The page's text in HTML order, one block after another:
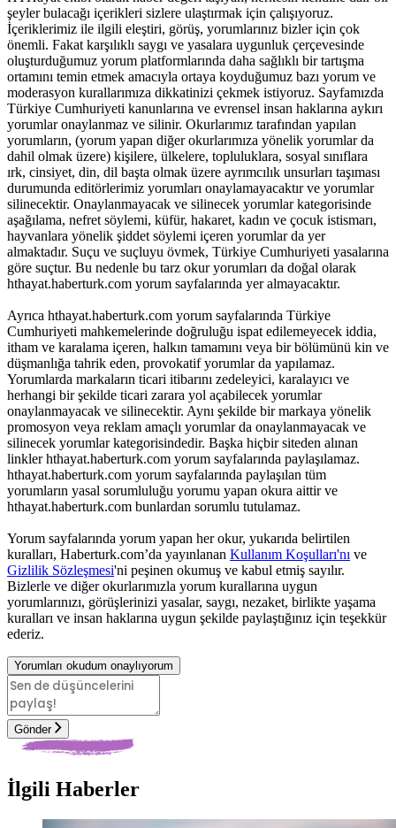
şeyler bulacağı içerikleri sizlere ulaştırmak için çalışıyoruz.
İçeriklerimiz ile ilgili eleştiri, görüş, yorumlarınız bizler için çok
önemli. Fakat karşılıklı saygı ve yasalara uygunluk çerçevesinde
oluşturduğumuz yorum platformlarında daha sağlıklı bir tartışma
ortamını temin etmek amacıyla ortaya koyduğumuz bazı yorum ve
moderasyon kurallarımıza dikkatinizi çekmek istiyoruz. Sayfamızda
Türkiye Cumhuriyeti kanunlarına ve evrensel insan haklarına aykırı
yorumlar onaylanmaz ve silinir. Okurlarımız tarafından yapılan
yorumların, (yorum yapan diğer okurlarımıza yönelik yorumlar da
dahil olmak üzere) kişilere, ülkelere, topluluklara, sosyal sınıflara
ırk, cinsiyet, din, dil başta olmak üzere ayrımcılık unsurları taşıması
durumunda editörlerimiz yorumları onaylamayacaktır ve yorumlar
silinecektir. Onaylanmayacak ve silinecek yorumlar kategorisinde
aşağılama, nefret söylemi, küfür, hakaret, kadın ve çocuk istismarı,
hayvanlara yönelik şiddet söylemi içeren yorumlar da yer
almaktadır. Suçu ve suçluyu övmek, Türkiye Cumhuriyeti yasalarına
göre suçtur. Bu nedenle bu tarz okur yorumları da doğal olarak
hthayat.haberturk.com yorum sayfalarında yer almayacaktır.
Ayrıca hthayat.haberturk.com yorum sayfalarında Türkiye
Cumhuriyeti mahkemelerinde doğruluğu ispat edilemeyecek iddia,
itham ve karalama içeren, halkın tamamını veya bir bölümünü kin ve
düşmanlığa tahrik eden, provokatif yorumlar da yapılamaz.
Yorumlarda markaların ticari itibarını zedeleyici, karalayıcı ve
herhangi bir şekilde ticari zarara yol açabilecek yorumlar
onaylanmayacak ve silinecektir. Aynı şekilde bir markaya yönelik
promosyon veya reklam amaçlı yorumlar da onaylanmayacak ve
silinecek yorumlar kategorisindedir. Başka hiçbir siteden alınan
linkler hthayat.haberturk.com yorum sayfalarında paylaşılamaz.
hthayat.haberturk.com yorum sayfalarında paylaşılan tüm
yorumların yasal sorumluluğu yorumu yapan okura aittir ve
hthayat.haberturk.com bunlardan sorumlu tutulamaz.
Yorum sayfalarında yorum yapan her okur, yukarıda belirtilen
kuralları, Haberturk.com’da yayınlanan Kullanım Koşulları'nı ve
Gizlilik Sözleşmesi'ni peşinen okumuş ve kabul etmiş sayılır.
Bizlerle ve diğer okurlarımızla yorum kurallarına uygun
yorumlarınızı, görüşlerinizi yasalar, saygı, nezaket, birlikte yaşama
kuralları ve insan haklarına uygun şekilde paylaştığınız için teşekkür
ederiz.
Yorumları okudum onaylıyorum
Gönder
İlgili Haberler